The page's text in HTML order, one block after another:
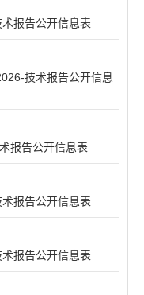
报告公开信息表
技术报告公开信息
报告公开信息表
报告公开信息表
报告公开信息表